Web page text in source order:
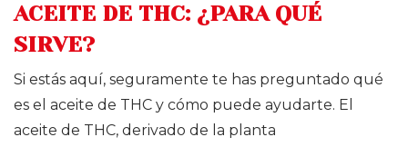
ACEITE DE THC: ¿PARA QUÉ
SIRVE?
Si estás aquí, seguramente te has preguntado qué
es el aceite de THC y cómo puede ayudarte. El
aceite de THC, derivado de la planta